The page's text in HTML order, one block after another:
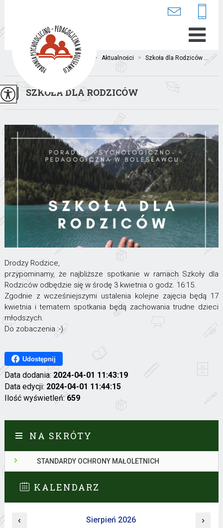
Jesteś tutaj:Home > Aktualności > Szkoła dla Rodziców ...
SZKOŁA DLA RODZICÓW
Drodzy Rodzice,
przypominamy, że najbliższe spotkanie w ramach Szkoły dla
Rodziców odbędzie się w środę 3 kwietnia o godz. 16:15.
Zgodnie z wcześniejszymi ustalenia kolejne zajęcia będą 17
kwietnia i tematem spotkania będą zachowania trudne dzieci
młodszych.
Do zobaczenia :-)
Udostępnij
Data dodania:2024-04-01 11:43:19
Data edycji: 2024-04-01 11:44:15
Ilość wyświetleń:659
NA SKRÓTY
STANDARDY OCHRONY MAŁOLETNICH
KALENDARZ
‹ Sierpień 2026 ›